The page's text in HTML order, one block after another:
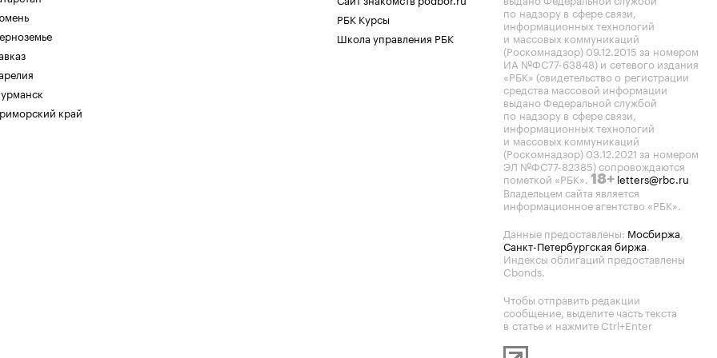
край
РБК Курсы
Школа управления РБК
по надзору в сфере связи,
информационных технологий
и массовых коммуникаций
(Роскомнадзор) 09.12.2015 за номером
ИА №ФС77-63848) и сетевого издания
«РБК» (свидетельство о регистрации
средства массовой информации
выдано Федеральной службой
по надзору в сфере связи,
информационных технологий
и массовых коммуникаций
(Роскомнадзор) 03.12.2021 за номером
ЭЛ №ФС77-82385) сопровождаются
пометкой «РБК». 18+ letters@rbc.ru
Владельцем сайта является
информационное агентство «РБК».
Данные предоставлены: Мосбиржа,
Санкт-Петербургская биржа.
Индексы облигаций предоставлены
Cbonds.
Чтобы отправить редакции
сообщение, выделите часть текста
в статье и нажмите Ctrl+Enter